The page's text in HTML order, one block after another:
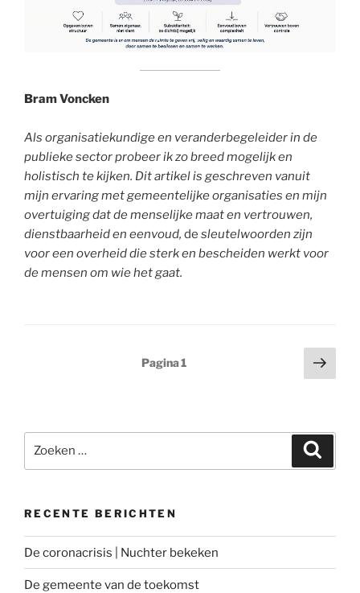
Bram Voncken
Als organisatiekundige en veranderbegeleider in de
publieke sector probeer ik zo breed mogelijk en
holistisch te kijken. Dit artikel is geschreven vanuit
mijn ervaring met gemeentelijke organisaties en mijn
overtuiging dat de menselijke maat en vertrouwen,
dienstbaarheid en eenvoud, de sleutelwoorden zijn
voor een overheid die sterk en bescheiden werkt voor
de mensen om wie het gaat.
BerichtnavigatiePagina1
naar:
RECENTE BERICHTEN
De coronacrisis | Nuchter bekeken
De gemeente van de toekomst